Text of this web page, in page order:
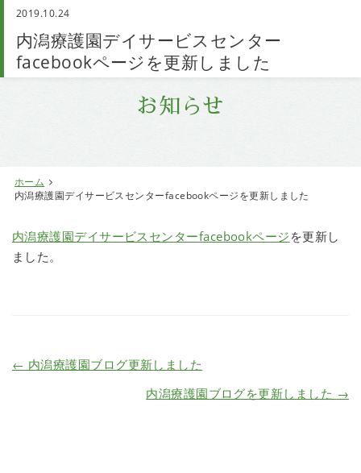
お知らせ
ホーム
内潟療護園デイサービスセンターfacebookページを更新しました
2019.10.24
内潟療護園デイサービスセンター
facebookページを更新しました
内潟療護園デイサービスセンターfacebookページ を更新し
ました。
← 内潟療護園ブログ更新しました
内潟療護園ブログを更新しました →